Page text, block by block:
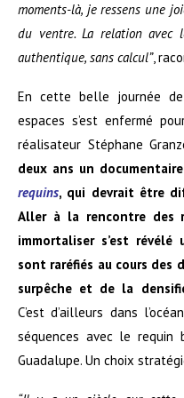
moments-là, je ressens une
du ventre. La relation avec
authentique, sans calcul”,
En cette belle journée
espaces s’est enfermé
réalisateur Stéphane
deux ans un
requins, qui devrait être
Allerà la rencontre des
immortalisers’est révélé
sont raréfiés au cours des
surpêche et de la
C’est d’ailleurs dans
séquences avec le requin
Guadalupe. Un choix